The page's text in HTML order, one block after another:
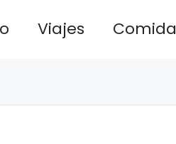
Viajes Comida